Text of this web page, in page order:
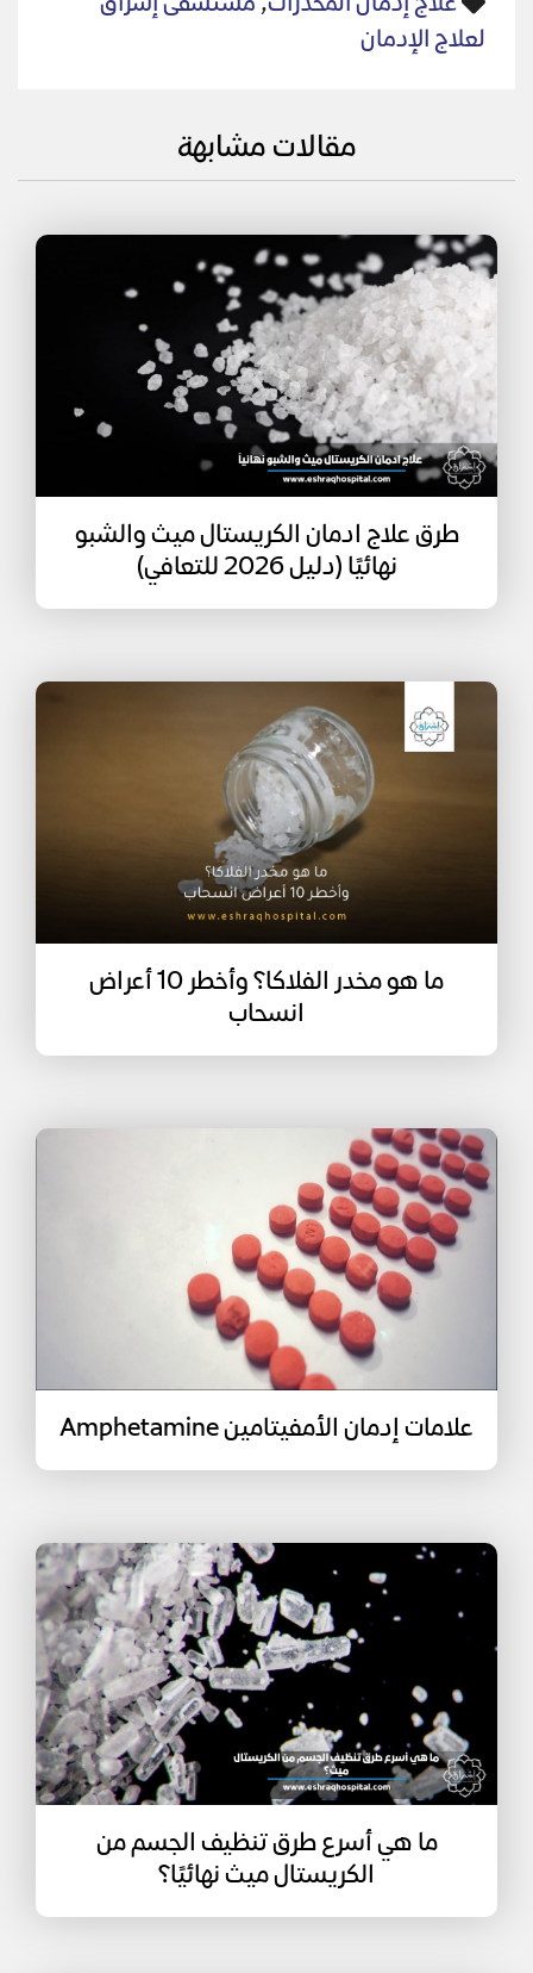
لعلاج الإدمان
مقالات مشابهة
طرق علاج ادمان الكريستال ميث والشبو
نهائيًا (دليل 2026 للتعافي)
ما هو مخدر الفلاكا؟ وأخطر 10 أعراض
انسحاب
علامات إدمان الأمفيتامين Amphetamine
ما هي أسرع طرق تنظيف الجسم من
الكريستال ميث نهائيًا؟